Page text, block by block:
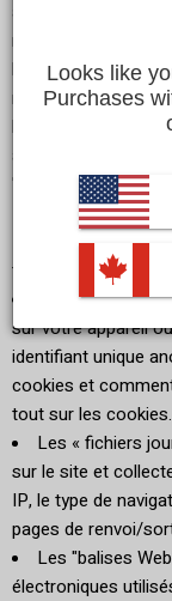
appareil. De plus,
recueillons des
les produits que
recherche qui vous
la façon dont vous
à ces informations
"Informations sur
Nous recueillons
technologies
Les "cookies"
sur votre appareil
identifiant unique
cookies et
tout sur les
Les « fichiers
sur le site et
IP, le type de
pages de renvoi/
Les "balises
électroniques
Looks like
Purchases